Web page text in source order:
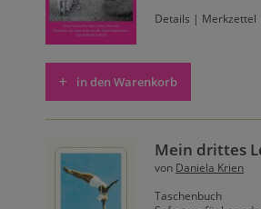
Details | Merkzettel
in den Warenkorb
Mein drittes
von Daniela Krien
Taschenbuch